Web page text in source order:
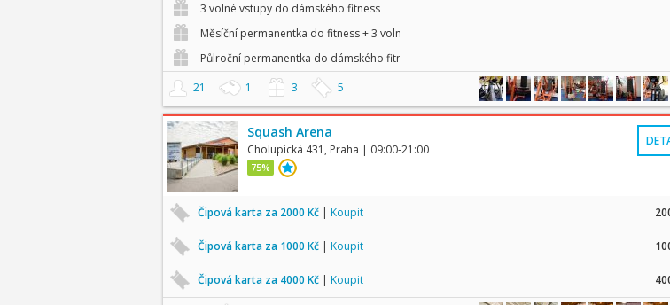
3 volné vstupy do dámského fitness
Měsíční permanentka do fitness + 3 volné vstupy na skup. lekce
Půlroční permanentka do dámského fitness
21
1 3 5
Squash Arena
Cholupická 431, Praha | 09:00-21:00
75%
Čipová karta za 2000 Kč | Koupit
Čipová karta za 1000 Kč | Koupit
Čipová karta za 4000 Kč | Koupit